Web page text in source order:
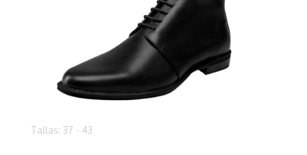
Tallas: 37 - 43